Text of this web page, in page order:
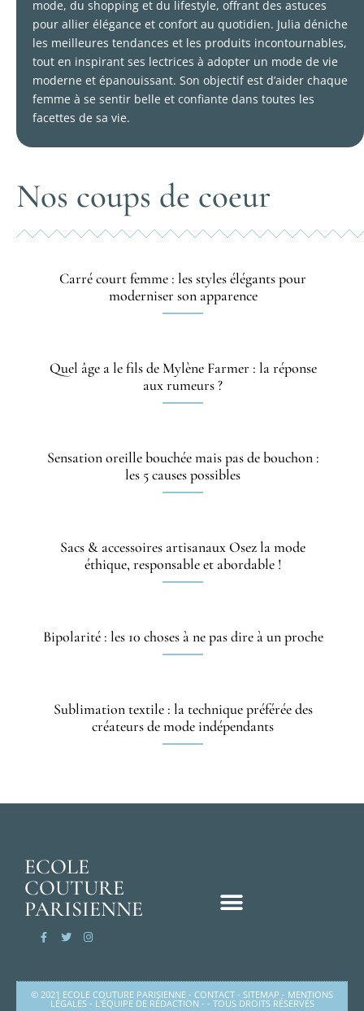
mode, du shopping et du lifestyle, offrant des astuces
pour allier élégance et confort au quotidien. Julia déniche
les meilleures tendances et les produits incontournables,
tout en inspirant ses lectrices à adopter un mode de vie
moderne et épanouissant. Son objectif est d’aider chaque
femme à se sentir belle et confiante dans toutes les
facettes de sa vie.
Nos coups de coeur
Carré court femme : les styles élégants pour
moderniser son apparence
Quel âge a le fils de Mylène Farmer : la réponse
aux rumeurs ?
Sensation oreille bouchée mais pas de bouchon :
les 5 causes possibles
Sacs & accessoires artisanaux Osez la mode
éthique, responsable et abordable !
Bipolarité : les 10 choses à ne pas dire à un proche
Sublimation textile : la technique préférée des
créateurs de mode indépendants
ECOLE
COUTURE
PARISIENNE
© 2021 ECOLE COUTURE PARISIENNE - CONTACT - SITEMAP - MENTIONS
LÉGALES- L'ÉQUIPE DE RÉDACTION- - TOUS DROITS RÉSERVÉS